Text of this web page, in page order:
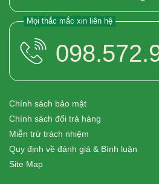
Mọi thắc mắc xin liên hệ
Chính sách bảo mật
Chính sách đổi trả hàng
Miễn trừ trách nhiệm
Quy định về đánh giá & Bình luận
Site Map